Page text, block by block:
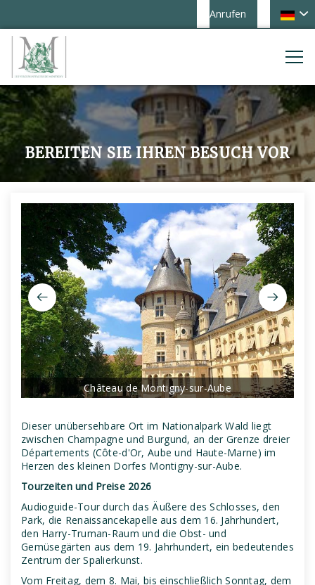
Anrufen
BEREITEN SIE IHREN BESUCH VOR
Château de Montigny-sur-Aube
Dieser unübersehbare Ort im Nationalpark Wald liegt
zwischen Champagne und Burgund, an der Grenze dreier
Départements (Côte-d'Or, Aube und Haute-Marne) im
Herzen des kleinen Dorfes Montigny-sur-Aube.
Tourzeiten und Preise 2026
Audioguide-Tour durch das Äußere des Schlosses, den
Park, die Renaissancekapelle aus dem 16. Jahrhundert,
den Harry-Truman-Raum und die Obst- und
Gemüsegärten aus dem 19. Jahrhundert, ein bedeutendes
Zentrum der Spalierkunst.
Vom Freitag, dem 8. Mai, bis einschließlich Sonntag, dem